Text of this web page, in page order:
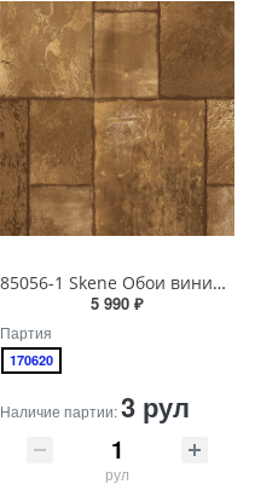
85056-1 Skene Обои виниловые на бумажной основе 1.06*15.5
5 990 ₽
Партия
170620
Наличие партии:3 рул
рул